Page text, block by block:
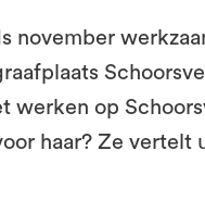
november
werken op
haar? Ze vertelt